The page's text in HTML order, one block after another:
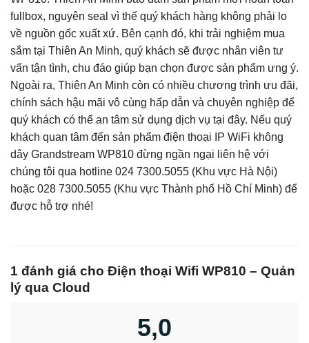
fullbox, nguyên seal vì thế quý khách hàng không phải lo
về nguồn gốc xuất xứ. Bên cạnh đó, khi trải nghiệm mua
sắm tại Thiên An Minh, quý khách sẽ được nhân viên tư
vấn tận tình, chu đáo giúp bạn chọn được sản phẩm ưng ý.
Ngoài ra, Thiên An Minh còn có nhiều chương trình ưu đãi,
chính sách hậu mãi vô cùng hấp dẫn và chuyên nghiệp để
quý khách có thể an tâm sử dụng dịch vụ tại đây. Nếu quý
khách quan tâm đến sản phẩm điện thoại IP WiFi không
dây Grandstream WP810 đừng ngần ngại liên hệ với
chúng tôi qua hotline 024 7300.5055 (Khu vực Hà Nội)
hoặc 028 7300.5055 (Khu vực Thành phố Hồ Chí Minh) để
được hỗ trợ nhé!
1 đánh giá cho Điện thoại Wifi WP810 – Quản
lý qua Cloud
5,0